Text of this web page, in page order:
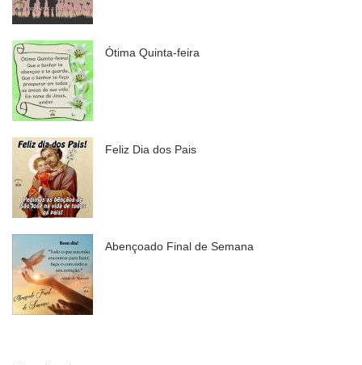
Ótima Quinta-feira
Feliz Dia dos Pais
Abençoado Final de Semana